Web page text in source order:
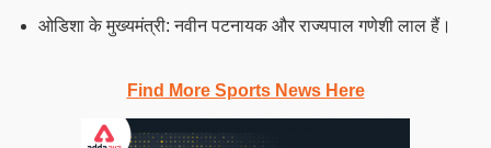
ओडिशा के मुख्यमंत्री: नवीन पटनायक और राज्यपाल गणेशी लाल हैं।
Find More Sports News Here